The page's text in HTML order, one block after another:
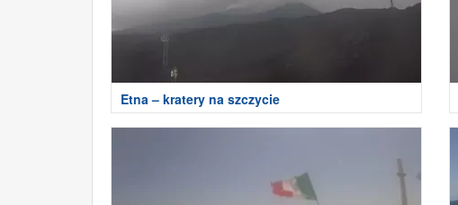
Etna – kratery na szczycie